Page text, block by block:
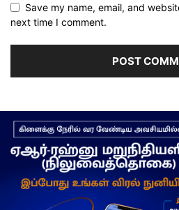
Save my name, email, and
next time I comment.